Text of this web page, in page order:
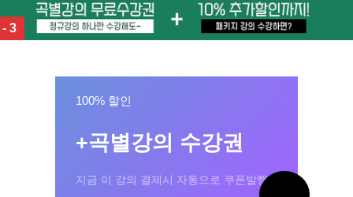
3
100% 할인
+곡별강의 수강권
지금 이 강의 결제시 자동으로 쿠폰발행!